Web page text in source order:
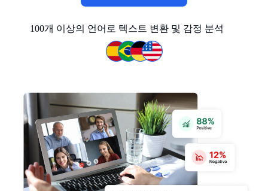
100개 이상의 언어로 텍스트 변환 및 감정 분석